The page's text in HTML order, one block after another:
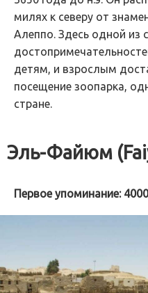
милях к северу от
Алеппо. Здесь одной из
детям, и взрослым
посещение зоопарка,
стране.
Эль-Файюм
Первое упоминание: